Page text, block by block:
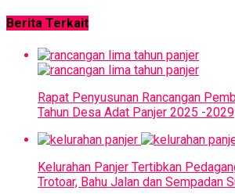
Berita Terkait
Rapat Penyusunan Rancangan
Tahun Desa Adat Panjer 2025 -2029
Kelurahan Panjer Tertibkan
Trotoar, Bahu Jalan dan Sempadan